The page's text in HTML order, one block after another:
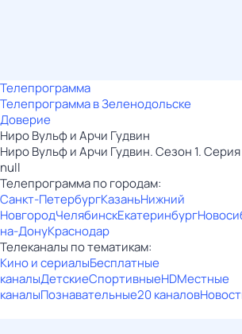
Телепрограмма
Телепрограмма в Зеленодольске
Доверие
Ниро Вульф и Арчи Гудвин
Ниро Вульф и Арчи Гудвин. Сезон 1.
null
Телепрограмма по городам:
Санкт-ПетербургКазаньНижний
НовгородЧелябинскЕкатеринбург
на-ДонуКраснодар
Телеканалы по тематикам:
Кино и сериалыБесплатные
каналыДетскиеСпортивныеHDМестные
каналыПознавательные20 каналов